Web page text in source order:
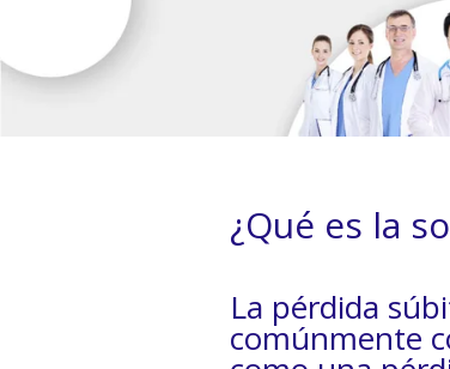
¿Qué es la
La pérdida
comúnmente